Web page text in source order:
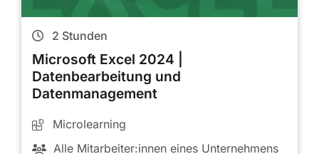
2 Stunden
Microsoft Excel 2024 |
Datenbearbeitung und
Datenmanagement
Microlearning
Alle Mitarbeiter:innen eines Unternehmens